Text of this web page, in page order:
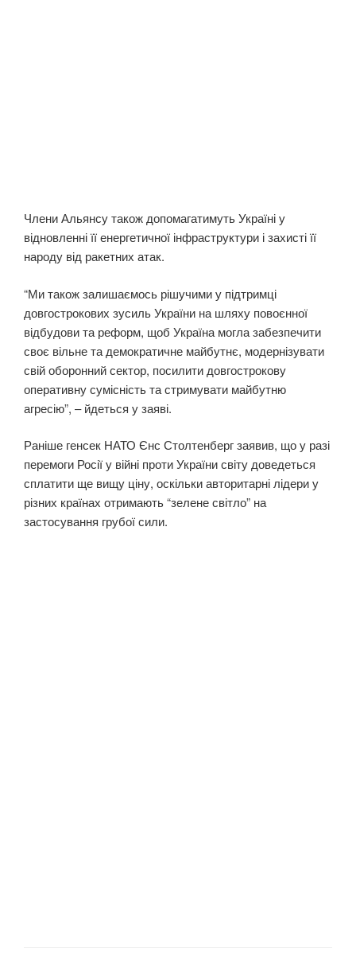
Члени Альянсу також допомагатимуть Україні у
відновленні її енергетичної інфраструктури і захисті її
народу від ракетних атак.
“Ми також залишаємось рішучими у підтримці
довгострокових зусиль України на шляху повоєнної
відбудови та реформ, щоб Україна могла забезпечити
своє вільне та демократичне майбутнє, модернізувати
свій оборонний сектор, посилити довгострокову
оперативну сумісність та стримувати майбутню
агресію”, – йдеться у заяві.
Раніше генсек НАТО Єнс Столтенберг заявив, що у разі
перемоги Росії у війні проти України світу доведеться
сплатити ще вищу ціну, оскільки авторитарні лідери у
різних країнах отримають “зелене світло” на
застосування грубої сили.